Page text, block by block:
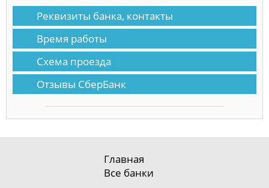
Реквизиты банка, контакты
Время работы
Схема проезда
Отзывы СберБанк
Главная
Все банки